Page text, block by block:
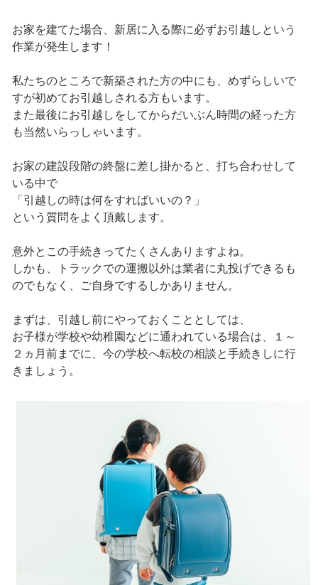
お家を建てた場合、新居に入る際に必ずお引越しという
作業が発生します！
私たちのところで新築された方の中にも、めずらしいで
すが初めてお引越しされる方もいます。
また最後にお引越しをしてからだいぶん時間の経った方
も当然いらっしゃいます。
お家の建設段階の終盤に差し掛かると、打ち合わせして
いる中で
「引越しの時は何をすればいいの？」
という質問をよく頂戴します。
意外とこの手続きってたくさんありますよね。
しかも、トラックでの運搬以外は業者に丸投げできるも
のでもなく、ご自身でするしかありません。
まずは、引越し前にやっておくこととしては、
お子様が学校や幼稚園などに通われている場合は、１～
２ヵ月前までに、今の学校へ転校の相談と手続きしに行
きましょう。